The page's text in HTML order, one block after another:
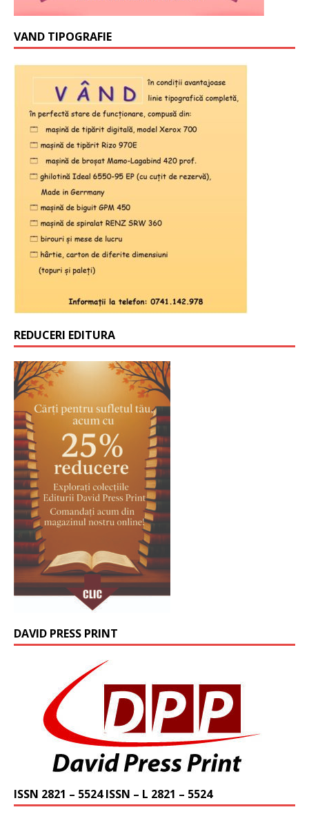
VAND TIPOGRAFIE
REDUCERI EDITURA
DAVID PRESS PRINT
ISSN 2821 – 5524 ISSN – L 2821 – 5524